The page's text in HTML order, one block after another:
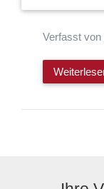
Verfasst von